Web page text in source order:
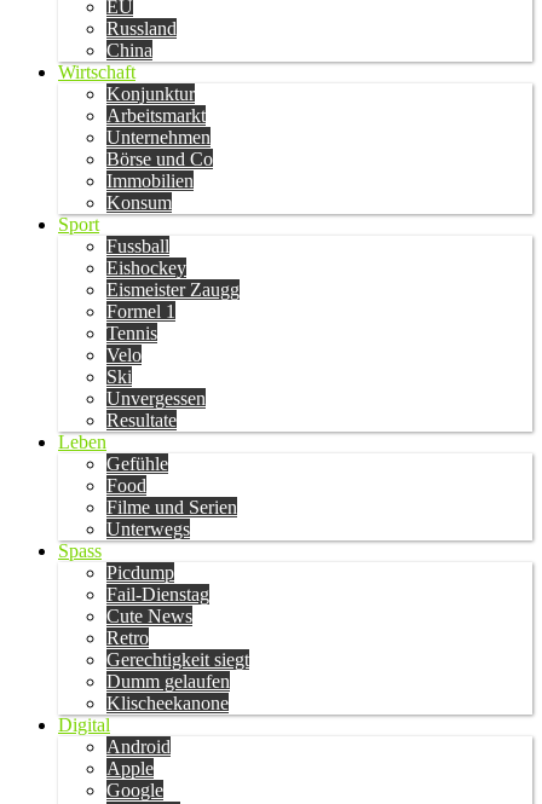
EU
Russland
China
Wirtschaft
Konjunktur
Arbeitsmarkt
Unternehmen
Börse und Co
Immobilien
Konsum
Sport
Fussball
Eishockey
Eismeister Zaugg
Formel 1
Tennis
Velo
Ski
Unvergessen
Resultate
Leben
Gefühle
Food
Filme und Serien
Unterwegs
Spass
Picdump
Fail-Dienstag
Cute News
Retro
Gerechtigkeit siegt
Dumm gelaufen
Klischeekanone
Digital
Android
Apple
Google